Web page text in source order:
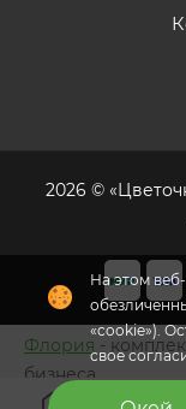
На этом
«cookie»).
свое
2026 ©
Флория -
бизнеса